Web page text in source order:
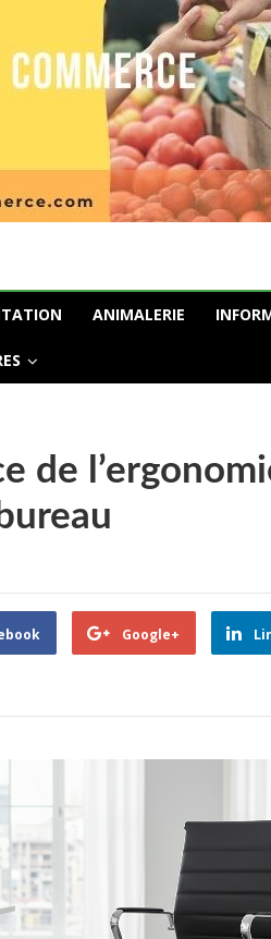
ANIMALERIE
de
Google+